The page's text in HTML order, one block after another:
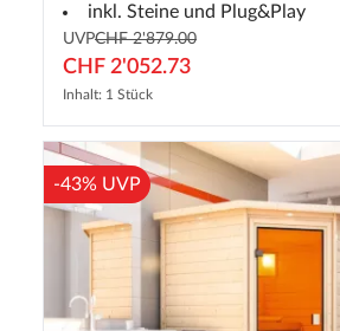
inkl. Steine und Plug&Play
UVPCHF 2'879.00
CHF 2'052.73
Inhalt: 1 Stück
-43% UVP